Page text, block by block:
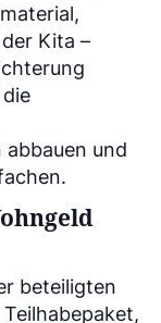
Kita –
und
beteiligten